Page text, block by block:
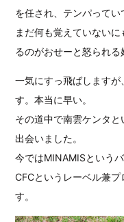
を任され、テンパって
まだ何も覚えていない
るのがおせーと怒られ
一気にすっ飛ばします
す。本当に早い。
その道中で南雲ケンタ
出会いました。
今ではMINAMISという
CFCというレーベル兼
す。